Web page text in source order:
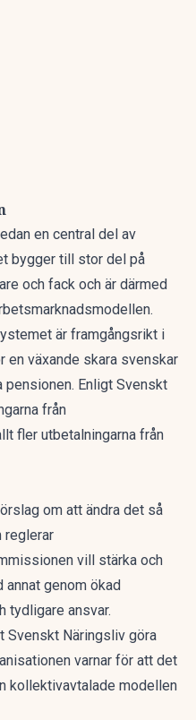
en central del av
bygger till stor del på
och fack och är därmed
är framgångsrikt i
växande skara svenskar
Enligt Svenskt
från
fler utbetalningarna från
om att ändra det så
reglerar
vill stärka och
genom ökad
tydligare ansvar.
Svenskt Näringsliv göra
varnar för att det
kollektivavtalade modellen